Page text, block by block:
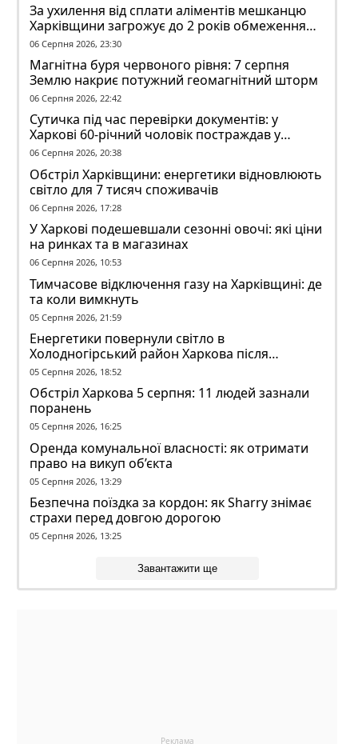
За ухилення від сплати аліментів мешканцю
Харківщини загрожує до 2 років обмеження
волі
06 Серпня 2026, 23:30
Магнітна буря червоного рівня: 7 серпня
Землю накриє потужний геомагнітний шторм
06 Серпня 2026, 22:42
Сутичка під час перевірки документів: у
Харкові 60-річний чоловік постраждав у
конфлікті з ТЦК
06 Серпня 2026, 20:38
Обстріл Харківщини: енергетики відновлюють
світло для 7 тисяч споживачів
06 Серпня 2026, 17:28
У Харкові подешевшали сезонні овочі: які ціни
на ринках та в магазинах
06 Серпня 2026, 10:53
Тимчасове відключення газу на Харківщині: де
та коли вимкнуть
05 Серпня 2026, 21:59
Енергетики повернули світло в
Холодногірський район Харкова після
ворожого обстрілу
05 Серпня 2026, 18:52
Обстріл Харкова 5 серпня: 11 людей зазнали
поранень
05 Серпня 2026, 16:25
Оренда комунальної власності: як отримати
право на викуп об’єкта
05 Серпня 2026, 13:29
Безпечна поїздка за кордон: як Sharry знімає
страхи перед довгою дорогою
05 Серпня 2026, 13:25
Завантажити ще